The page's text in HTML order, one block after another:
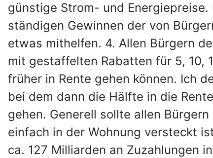
günstige Strom- und
ständigen Gewinnen der von
etwas mithelfen. 4. Allen Bürgern
mit gestaffelten Rabatten für 5, 10,
früher in Rente gehen können. Ich
bei dem dann die Hälfte in die
gehen. Generell sollte allen
einfach in der Wohnung versteckt
ca. 127 Milliarden an Zuzahlungen